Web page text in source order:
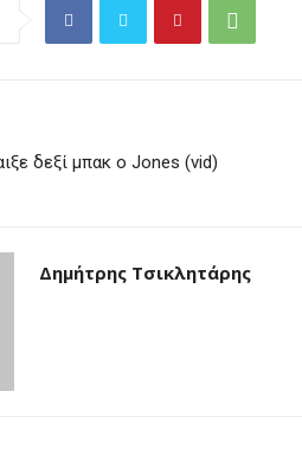
δεξί μπακ ο Jones (vid)
Δημήτρης Τσικλητάρης